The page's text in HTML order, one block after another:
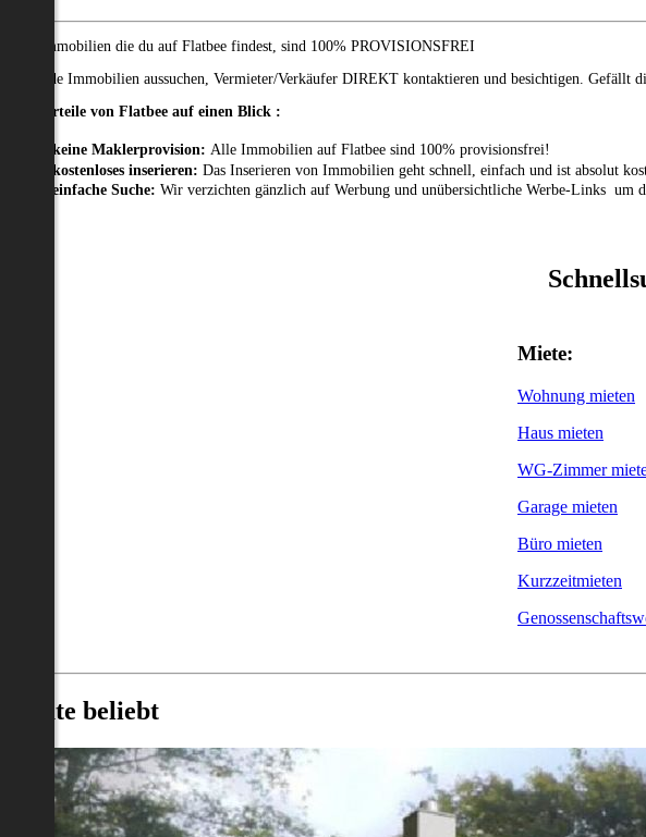
Alle Immobilien die du auf Flatbee findest, sind 100% PROVISIONSFREI
Passende Immobilien aussuchen, Vermieter/Verkäufer DIREKT kontaktieren und besichtigen.
Die Vorteile von Flatbee auf einen Blick :
keine Maklerprovision: Alle Immobilien auf Flatbee sind 100% provisionsfrei!
kostenloses inserieren: Das Inserieren von Immobilien geht schnell, einfach und ist absolut
einfache Suche: Wir verzichten gänzlich auf Werbung und unübersichtliche Werbe-Links um
Miete:
Wohnung mieten
Haus mieten
WG-Zimmer
Garage mieten
Büro mieten
Kurzzeitmieten
Heute beliebt